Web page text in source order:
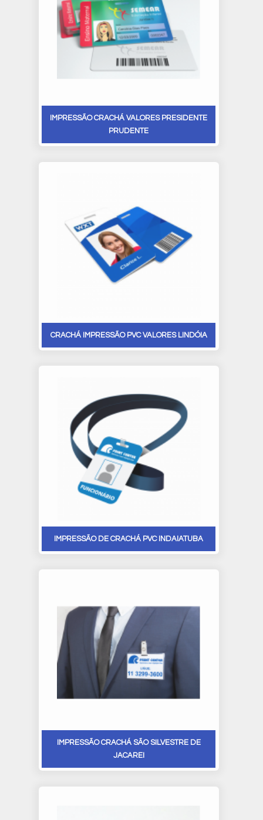
IMPRESSÃO CRACHÁ VALORES PRESIDENTE
PRUDENTE
CRACHÁ IMPRESSÃO PVC VALORES LINDÓIA
IMPRESSÃO DE CRACHÁ PVC INDAIATUBA
IMPRESSÃO CRACHÁ SÃO SILVESTRE DE
JACAREI